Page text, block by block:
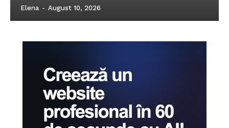
Elena - August 10, 2026